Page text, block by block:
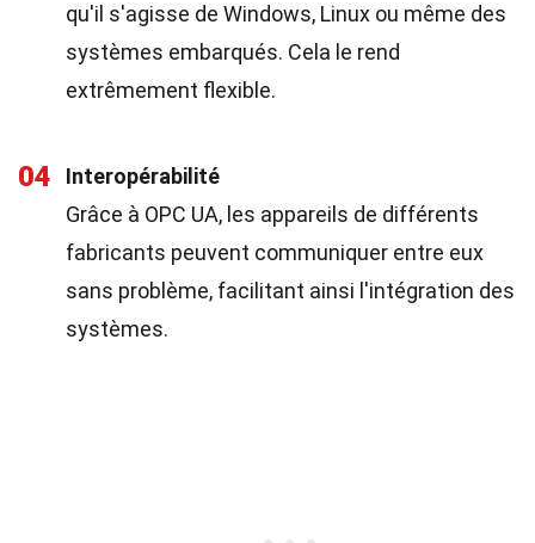
qu'il s'agisse de Windows, Linux ou même des
systèmes embarqués. Cela le rend
extrêmement flexible.
04
Interopérabilité
Grâce à OPC UA, les appareils de différents
fabricants peuvent communiquer entre eux
sans problème, facilitant ainsi l'intégration des
systèmes.